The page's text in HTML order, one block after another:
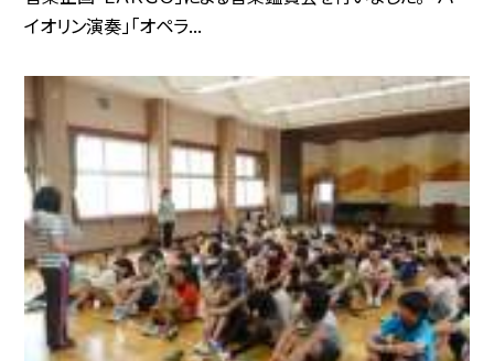
イオリン演奏」「オペラ...